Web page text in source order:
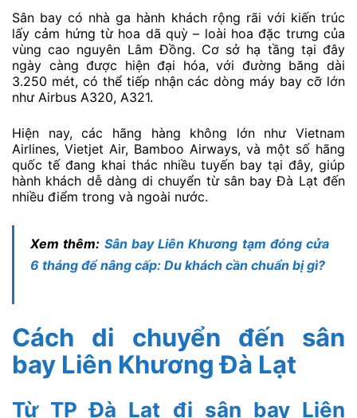
Sân bay có nhà ga hành khách rộng rãi với kiến trúc
lấy cảm hứng từ hoa dã quỳ – loài hoa đặc trưng của
vùng cao nguyên Lâm Đồng. Cơ sở hạ tầng tại đây
ngày càng được hiện đại hóa, với đường băng dài
3.250 mét, có thể tiếp nhận các dòng máy bay cỡ lớn
như Airbus A320, A321.
Hiện nay, các hãng hàng không lớn như Vietnam
Airlines, Vietjet Air, Bamboo Airways, và một số hãng
quốc tế đang khai thác nhiều tuyến bay tại đây, giúp
hành khách dễ dàng di chuyển từ sân bay Đà Lạt đến
nhiều điểm trong và ngoài nước.
Xem thêm: Sân bay Liên Khương tạm đóng cửa
6 tháng để nâng cấp: Du khách cần chuẩn bị gì?
Cách di chuyển đến sân
bay Liên Khương Đà Lạt
Từ TP Đà Lạt đi sân bay Liên